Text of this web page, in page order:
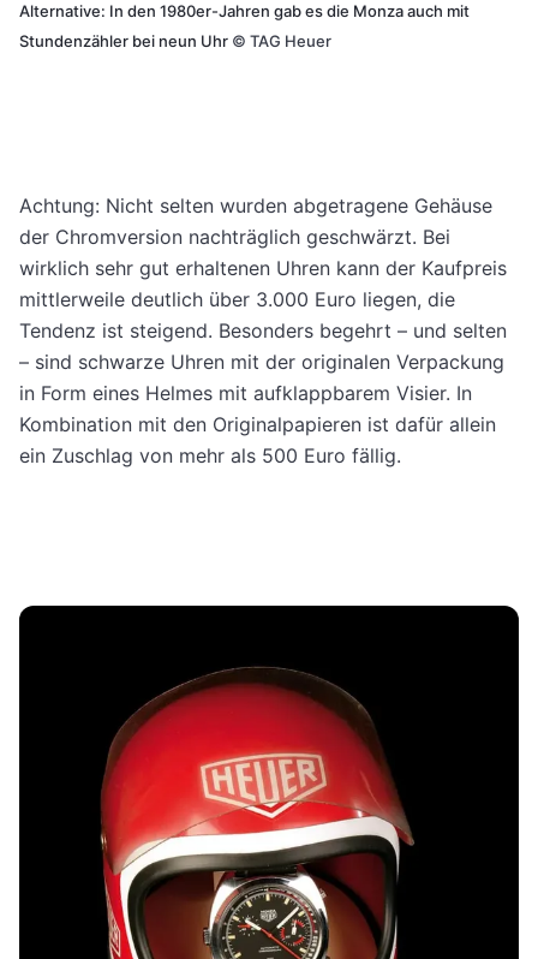
Alternative: In den 1980er-Jahren gab es die Monza auch mit
Stundenzähler bei neun Uhr © TAG Heuer
Achtung: Nicht selten wurden abgetragene Gehäuse
der Chromversion nachträglich geschwärzt. Bei
wirklich sehr gut erhaltenen Uhren kann der Kaufpreis
mittlerweile deutlich über 3.000 Euro liegen, die
Tendenz ist steigend. Besonders begehrt – und selten
– sind schwarze Uhren mit der originalen Verpackung
in Form eines Helmes mit aufklappbarem Visier. In
Kombination mit den Originalpapieren ist dafür allein
ein Zuschlag von mehr als 500 Euro fällig.